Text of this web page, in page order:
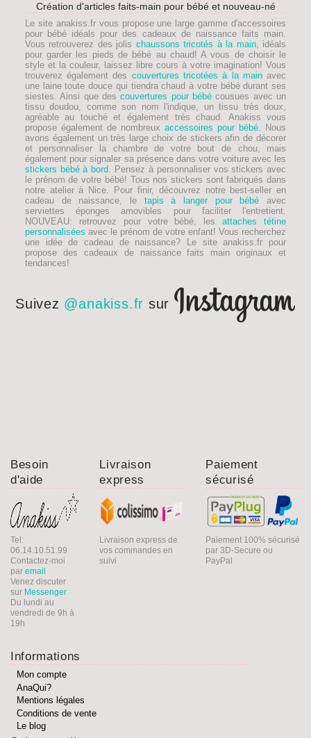
Création d'articles faits-main pour bébé et nouveau-né
Le site anakiss.fr vous propose une large gamme d'accessoires
pour bébé idéals pour des cadeaux de naissance faits main.
Vous retrouverez des jolis chaussons tricotés à la main, idéals
pour garder les pieds de bébé au chaud! A vous de choisir le
style et la couleur, laissez libre cours à votre imagination! Vous
trouverez également des couvertures tricotées à la mainavec
une laine toute douce qui tiendra chaud à votre bébé durant ses
siestes. Ainsi que descouvertures pour bébé cousues avec un
tissu doudou, comme son nom l'indique, un tissu très doux,
agréable au touché et également très chaud. Anakiss vous
propose également de nombreuxaccessoires pour bébé. Nous
avons également un très large choix de stickers afin de décorer
et personnaliser la chambre de votre bout de chou, mais
également pour signaler sa présence dans votre voiture avec les
stickers bébé à bord. Pensez à personnaliser vos stickers avec
le prénom de votre bébé! Tous nos stickers sont fabriqués dans
notre atelier à Nice. Pour finir, découvrez notre best-seller en
cadeau de naissance, le tapis à langer pour bébé avec
serviettes éponges amovibles pour faciliter l'entretient.
NOUVEAU: retrouvez pour votre bébé, lesattaches tétine
personnalisées avec le prénom de votre enfant! Vous recherchez
une idée de cadeau de naissance? Le site anakiss.fr pour
propose des cadeaux de naissance faits main originaux et
tendances!
Suivez @anakiss.fr sur
Besoin
d'aide
Tel:
06.14.10.51.99
Contactez-moi
par email
Venez discuter
sur Messenger
Du lundi au
vendredi de 9h à
19h
Livraison
express
Livraison express de
vos commandes en
suivi
Paiement
sécurisé
Paiement 100% sécurisé
par 3D-Secure ou
PayPal
Informations
Mon compte
AnaQui?
Mentions légales
Conditions de vente
Le blog